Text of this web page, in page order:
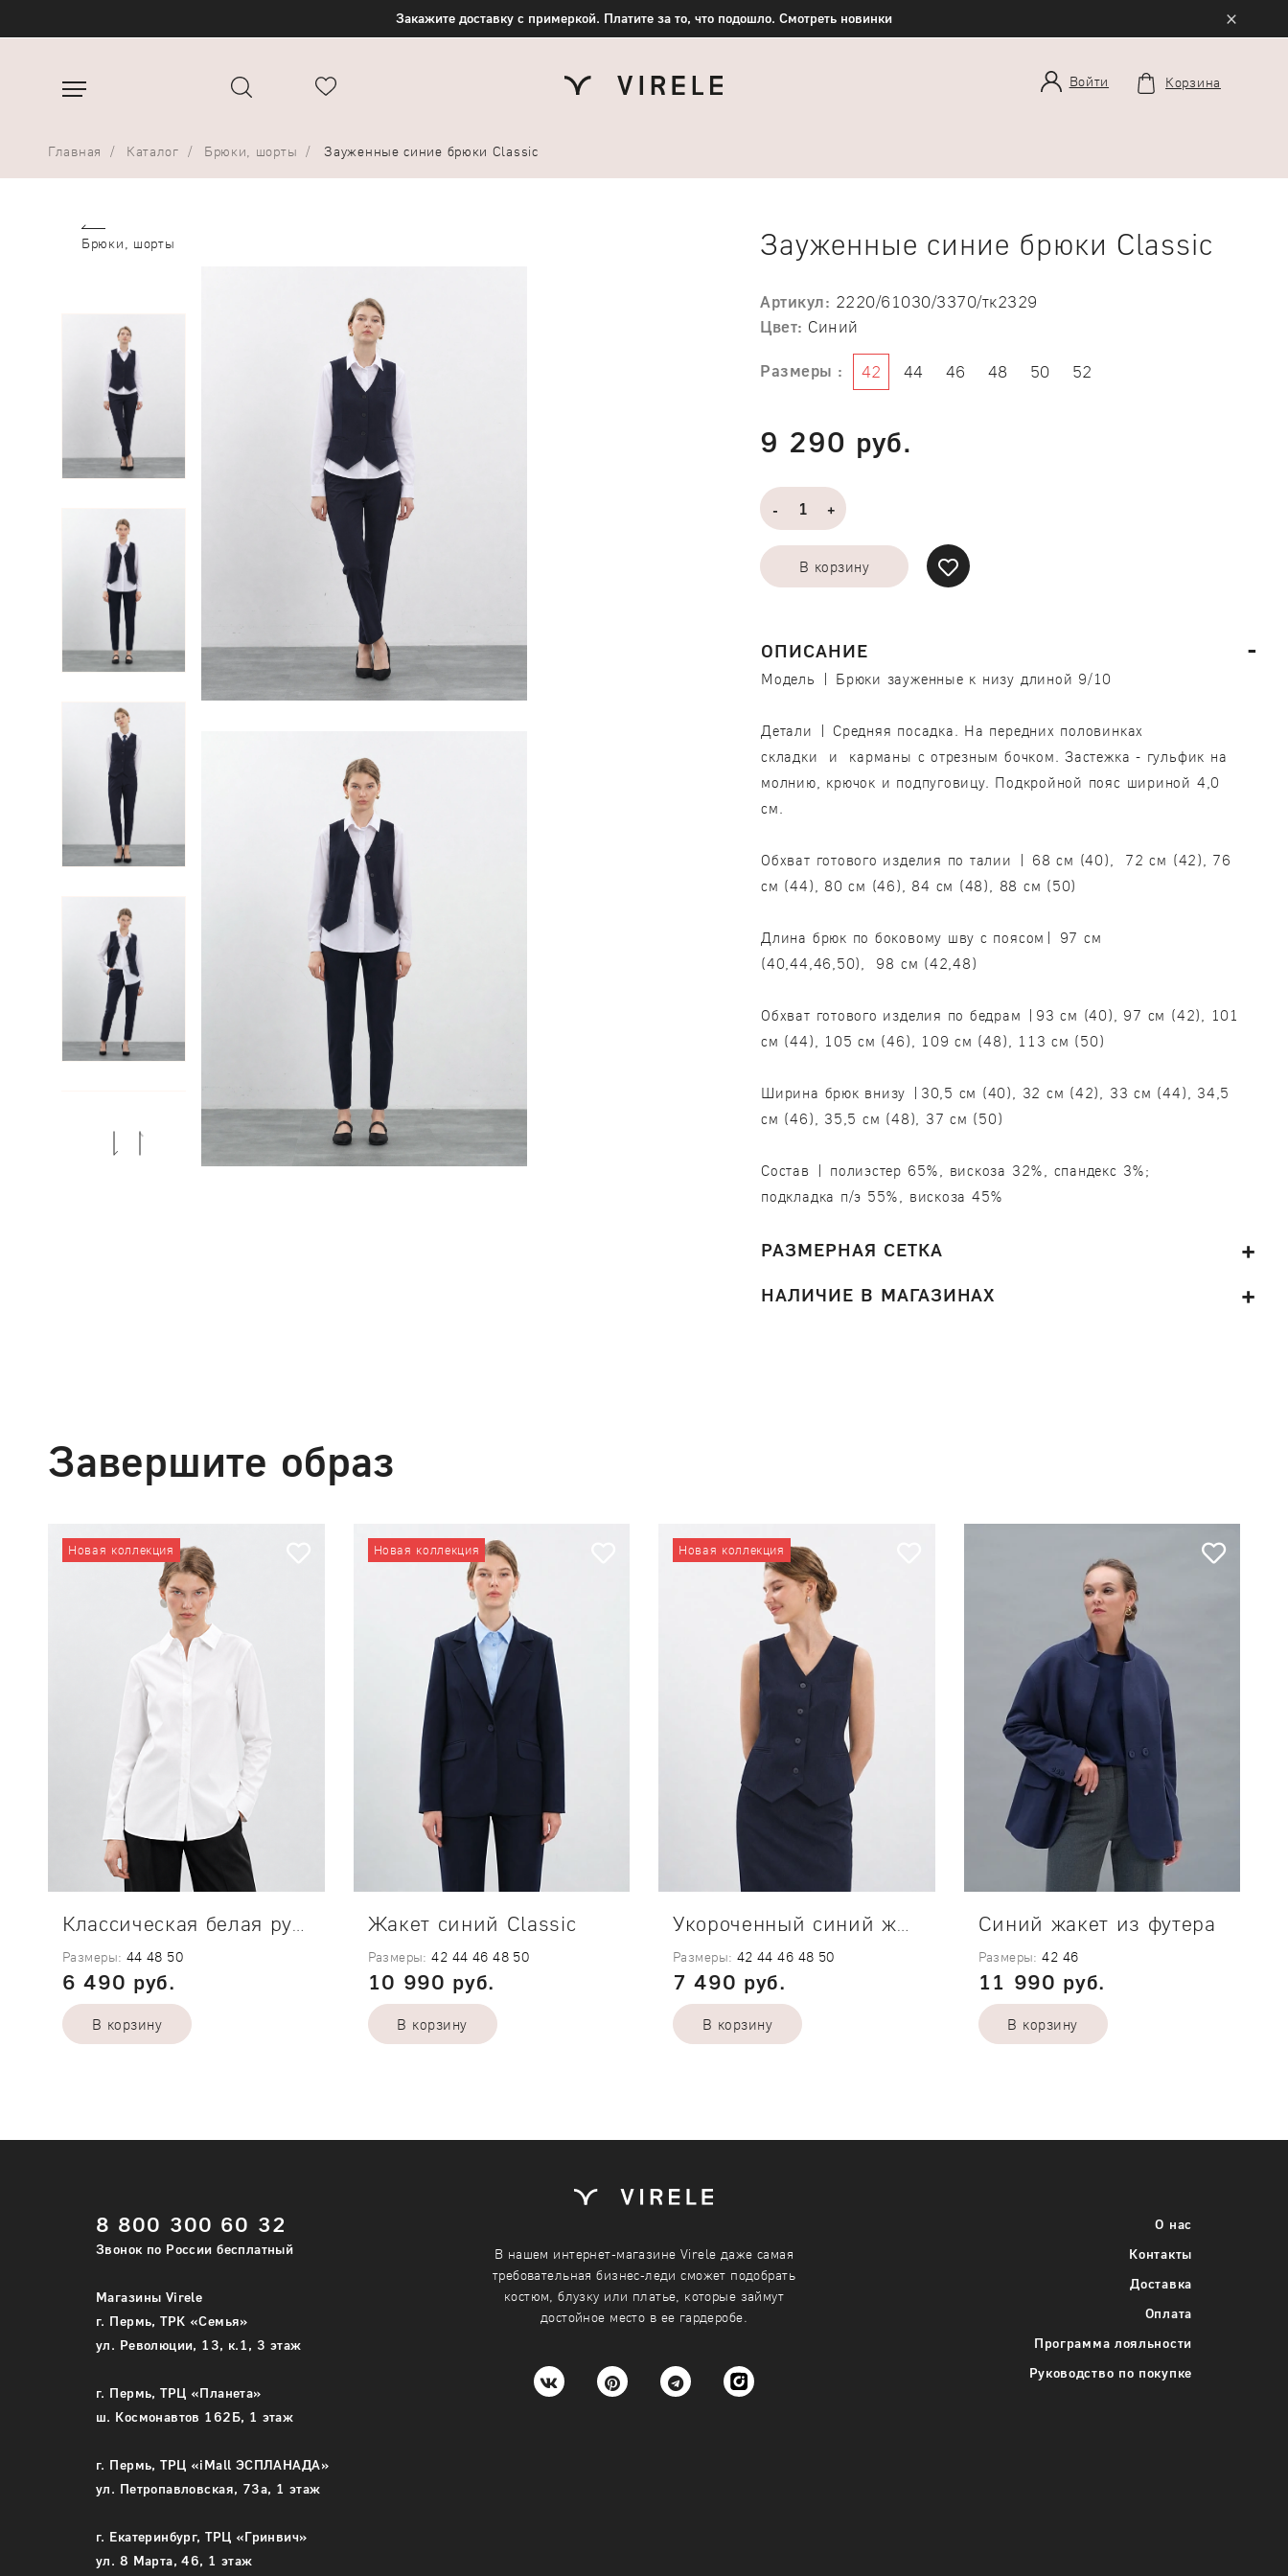
Закажите доставку с примеркой. Платите за то, что подошло. Смотреть новинки ×
Войти Корзина
Главная Каталог Брюки, шорты Зауженные синие брюки Classic
Брюки, шорты
Previous
Зауженные синие брюки Classic
Артикул: 2220/61030/3370/тк2329
Цвет: Синий
Размеры : 42 44 46 48 50 52
9 290 руб.
- +
В корзину
ОПИСАНИЕ
Модель | Брюки зауженные к низу длиной 9/10
Детали | Средняя посадка. На передних половинках
складки и карманы с отрезным бочком. Застежка - гульфик на
молнию, крючок и подпуговицу. Подкройной пояс шириной 4,0
см.
Обхват готового изделия по талии | 68 см (40), 72 см (42), 76
см (44), 80 см (46), 84 см (48), 88 см (50)
Длина брюк по боковому шву с поясом| 97 см
(40,44,46,50), 98 см (42,48)
Обхват готового изделия по бедрам |93 см (40), 97 см (42), 101
см (44), 105 см (46), 109 см (48), 113 см (50)
Ширина брюк внизу |30,5 см (40), 32 см (42), 33 см (44), 34,5
см (46), 35,5 см (48), 37 см (50)
Состав | полиэстер 65%, вискоза 32%, спандекс 3%;
подкладка п/э 55%, вискоза 45%
РАЗМЕРНАЯ СЕТКА
НАЛИЧИЕ В МАГАЗИНАХ
Завершите образ
Новая коллекция
Размеры: 4448 50
6 490 руб.
В корзину
размера одежды
44
48
50
+
Новая коллекция
Жакет синий Classic
Размеры: 42 44 4648 50
10 990 руб.
В корзину
Укажите требуемое количество каждого
Новая коллекция
Размеры: 424446 48 50
7 490 руб.
В корзину
Укажите требуемое количество каждого
42
44
46
Синий жакет из футера
Размеры: 42 46
11 990 руб.
В корзину
+
8 800 300 60 32
Звонок по России бесплатный
Магазины Virele
г. Пермь, ТРК «Семья»
ул. Революции, 13, к.1, 3 этаж
г. Пермь, ТРЦ «Планета»
ш. Космонавтов 162Б, 1 этаж
г. Пермь, ТРЦ «iMall ЭСПЛАНАДА»
ул. Петропавловская, 73а, 1 этаж
г. Екатеринбург, ТРЦ «Гринвич»
ул. 8 Марта, 46, 1 этаж
В нашем интернет-магазине Virele даже самая
требовательная бизнес-леди сможет подобрать
костюм, блузку или платье, которые займут
достойное место в ее гардеробе.
О нас
Контакты
Доставка
Оплата
Программа лояльности
Руководство по покупке